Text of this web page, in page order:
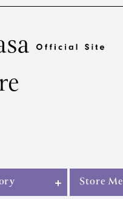
Store